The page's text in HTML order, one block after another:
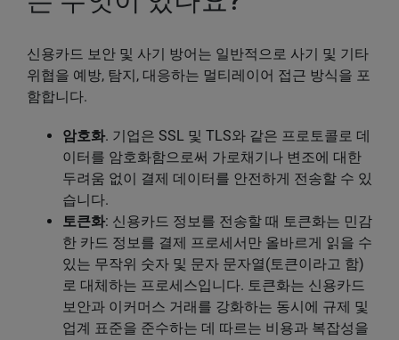
신용카드 보안 및 사기 방어는 일반적으로 사기 및 기타
위협을 예방, 탐지, 대응하는 멀티레이어 접근 방식을 포
함합니다.
암호화. 기업은 SSL 및 TLS와 같은 프로토콜로 데
이터를 암호화함으로써 가로채기나 변조에 대한
두려움 없이 결제 데이터를 안전하게 전송할 수 있
습니다.
토큰화: 신용카드 정보를 전송할 때 토큰화는 민감
한 카드 정보를 결제 프로세서만 올바르게 읽을 수
있는 무작위 숫자 및 문자 문자열(토큰이라고 함)
로 대체하는 프로세스입니다. 토큰화는 신용카드
보안과 이커머스 거래를 강화하는 동시에 규제 및
업계 표준을 준수하는 데 따르는 비용과 복잡성을